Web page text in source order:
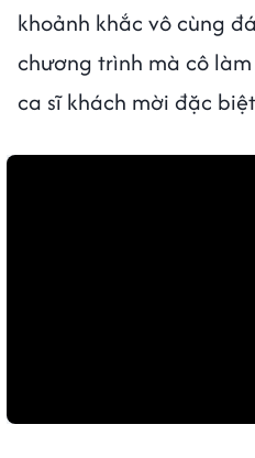
khoảnh khắc vô cùng
chương trình mà cô
ca sĩ khách mời đặc